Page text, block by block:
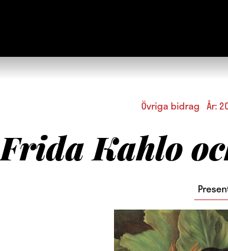
Övriga bidrag År:
Frida Kahlo